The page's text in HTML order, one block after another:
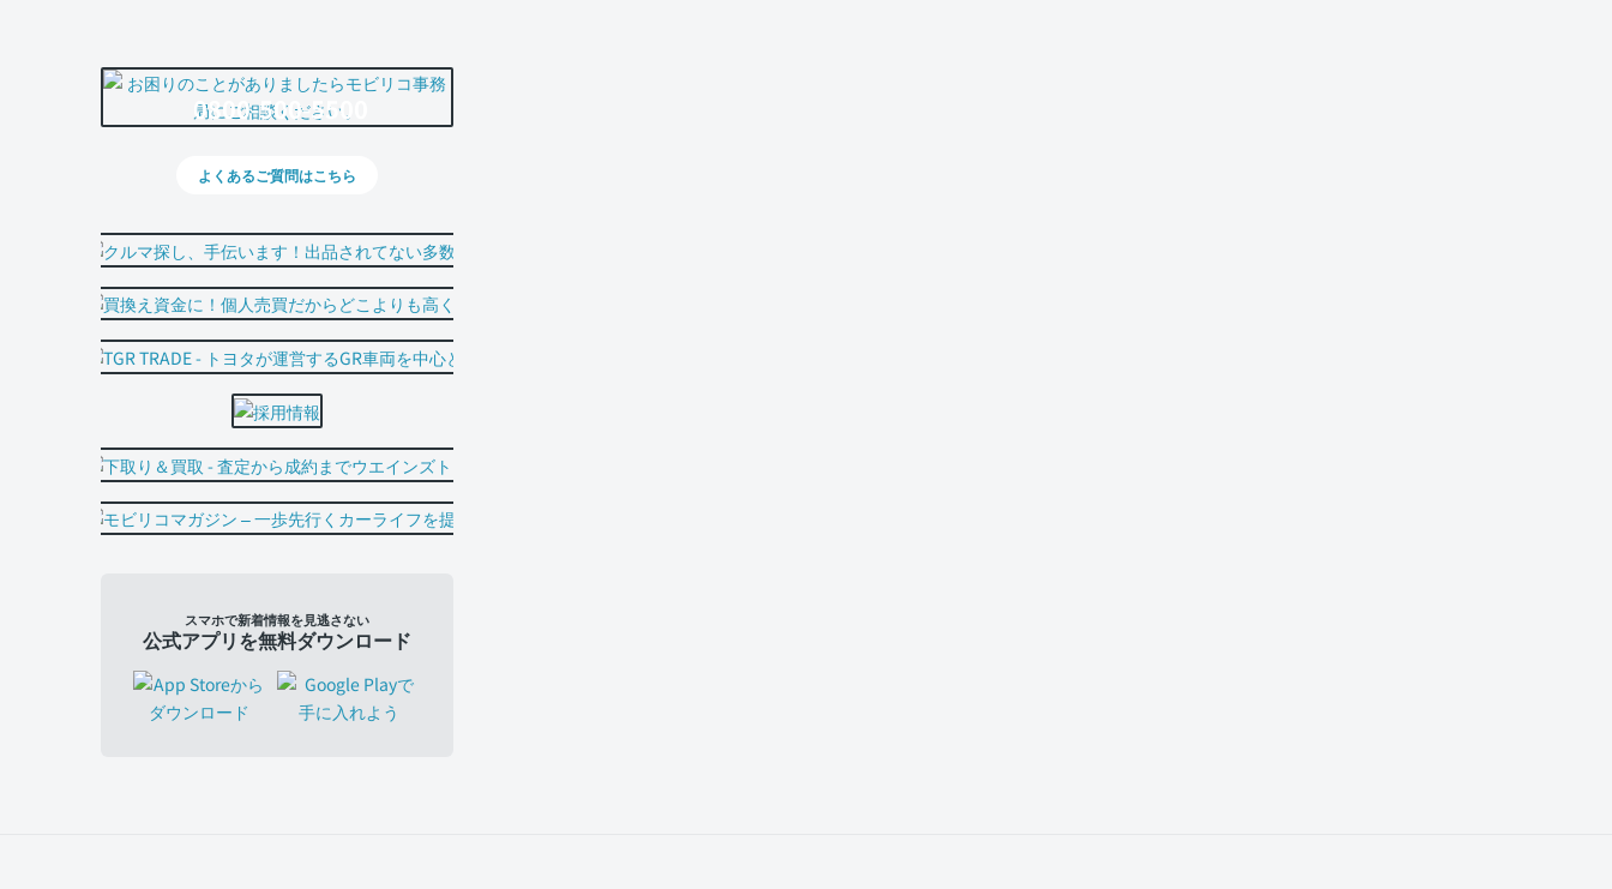
0800-500-5500
よくあるご質問はこちら
スマホで新着情報を見逃さない
公式アプリを無料ダウンロード